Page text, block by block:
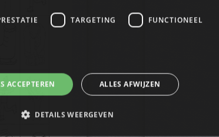
TARGETING FUNCTIONEEL
ACCEPTEREN ALLES AFWIJZEN
DETAILS WEERGEVEN